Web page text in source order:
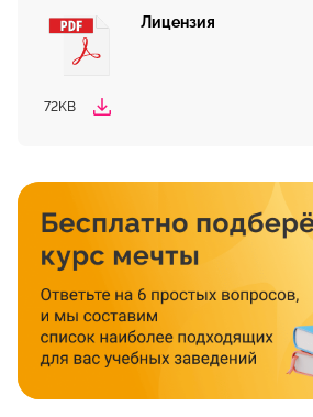
Лицензия
72KB